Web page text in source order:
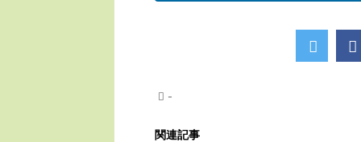
-
関連記事